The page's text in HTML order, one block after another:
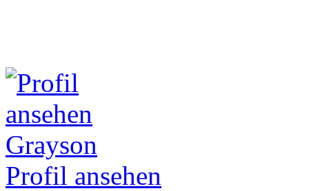
Grayson
Profil ansehen